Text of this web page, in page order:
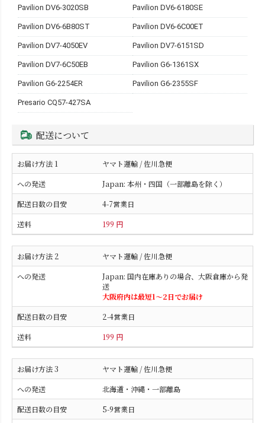
Pavilion DV6-3020SB Pavilion DV6-6180SE
Pavilion DV6-6B80ST Pavilion DV6-6C00ET
Pavilion DV7-4050EV Pavilion DV7-6151SD
Pavilion DV7-6C50EB Pavilion G6-1361SX
Pavilion G6-2254ER Pavilion G6-2355SF
Presario CQ57-427SA
配送について
ヤマト運輸 / 佐川急便
Japan: 本州・四国（一部離島を除く）
4-7営業日
199 円
ヤマト運輸 / 佐川急便
Japan: 国内在庫ありの場合、大阪倉庫から発
送
大阪府内は最短1〜2日でお届け
2-4営業日
199 円
ヤマト運輸 / 佐川急便
北海道・沖縄・一部離島
5-9営業日